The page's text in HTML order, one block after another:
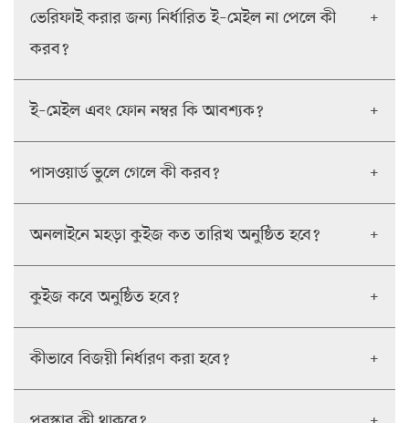
ভেরিফাই করার জন্য নির্ধারিত ই–মেইল না পেলে কী
করব?
+
ই–মেইল এবং ফোন নম্বর কি আবশ্যক? +
পাসওয়ার্ড ভুলে গেলে কী করব? +
অনলাইনে মহড়া কুইজ কত তারিখ অনুষ্ঠিত হবে? +
কুইজ কবে অনুষ্ঠিত হবে? +
কীভাবে বিজয়ী নির্ধারণ করা হবে? +